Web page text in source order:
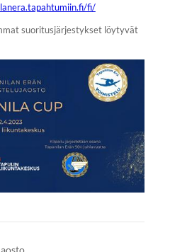
fi/
suoritusjärjestykset löytyvät